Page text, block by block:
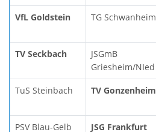
VfL Goldstein TG Schwanheim
TV Seckbach
JSGmB
Griesheim/NIed
TuS Steinbach TV Gonzenheim
PSV Blau-Gelb JSG Frankfurt